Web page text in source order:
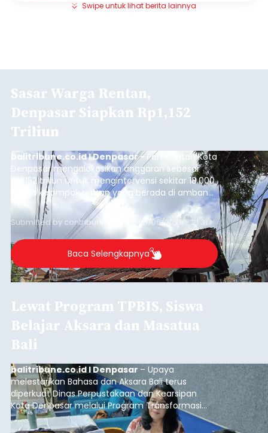
Swipe untuk lihat berita lainnya
Sasar Warga Rentan,
Denpasar Siapkan Rp1,152
Triliun
balitribune.co.id I Denpasar - Pemerintah Kota
Denpasar mengalokasikan anggaran sebesar
Rp1,152 triliun untuk mengintervensi sekitar 18.000
warga kelompok rentan yang berada di ambang
garis kemiskinan. Langkah strategis ini diambil
guna menjaga masyarakat yang berada pada
kelompok desil 5 dan 6 tersebut agar tidak
merosot ke kategori miskin.
Submitted by contributor Thu, 08/06/2026 - 21:31
Baca Selengkapnya
Lewat Program TPBIS, Siswa
Belajar Aksara dan Masatua
Bali
balitribune.co.id I Denpasar – Upaya
melestarikan Bahasa dan Aksara Bali terus
diperkuat Dinas Perpustakaan dan Kearsipan
Kota Denpasar melalui Program Transformasi
Perpustakaan Berbasis Inklusi Sosial (TPBIS).
Tahun ini, sebanyak 63 siswa kelas IV dan V SD